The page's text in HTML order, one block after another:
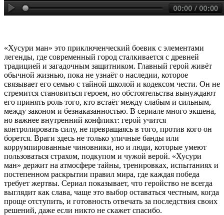
«Хусури ман» это приключенческий боевик с элементами
легенды, где современный город сталкивается с древней
традицией и загадочным защитником. Главный герой живёт
обычной жизнью, пока не узнаёт о наследии, которое
связывает его семью с тайной школой и кодексом чести. Он не
стремится становиться героем, но обстоятельства вынуждают
его принять роль того, кто встаёт между слабым и сильным,
между законом и безнаказанностью. В сериале много экшена,
но важнее внутренний конфликт: герой учится
контролировать силу, не превращаясь в того, против кого он
борется. Враги здесь не только уличные банды или
коррумпированные чиновники, но и люди, которые умеют
пользоваться страхом, подкупом и чужой верой. «Хусури
ман» держит на атмосфере тайны, тренировках, испытаниях и
постепенном раскрытии правил мира, где каждая победа
требует жертвы. Сериал показывает, что геройство не всегда
выглядит как слава, чаще это выбор оставаться честным, когда
проще отступить, и готовность отвечать за последствия своих
решений, даже если никто не скажет спасибо.